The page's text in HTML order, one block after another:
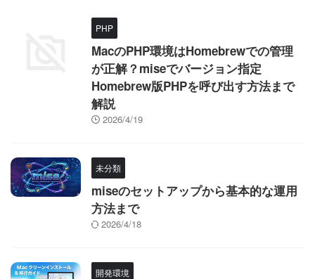
PHP
MacのPHP環境はHomebrewでの管理
が正解？miseでバージョン指定
Homebrew版PHPを呼び出す方法まで
解説
2026/4/19
未分類
miseのセットアップから基本的な運用
方法まで
2026/4/18
開発環境